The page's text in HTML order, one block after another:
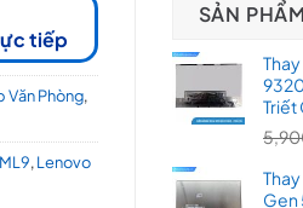
SẢN
Thay
Gen
tiếp
Văn Phòng,
,Lenovo